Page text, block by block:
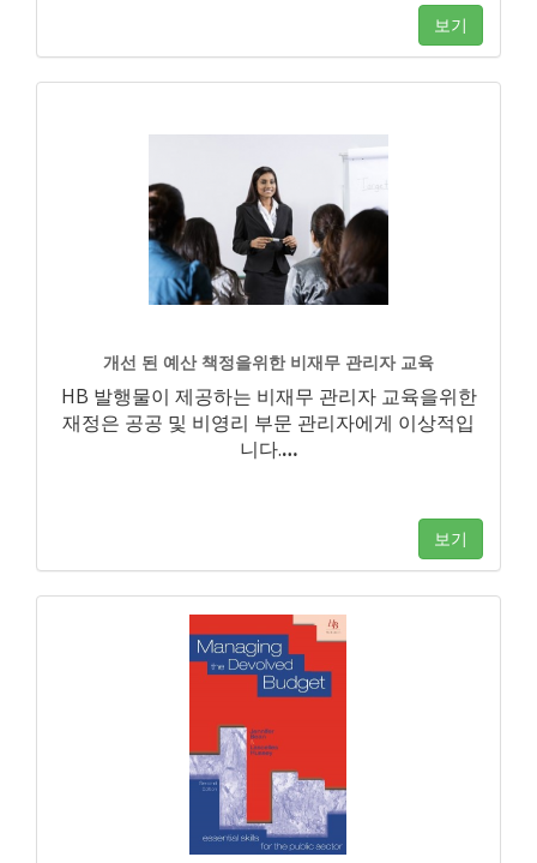
보기
개선 된 예산 책정을위한 비재무 관리자 교육
HB 발행물이 제공하는 비재무 관리자 교육을위한
재정은 공공 및 비영리 부문 관리자에게 이상적입
니다.…
보기